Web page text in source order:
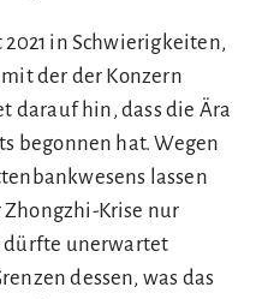
in Schwierigkeiten,
der der Konzern
darauf hin, dass die Ära
begonnen hat. Wegen
lassen
Zhongzhi-Krise nur
dürfte unerwartet
dessen, was das